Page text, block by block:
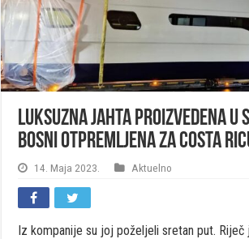
Luksuzna jahta proizvedena u
Bosni otpremljena za Costa
14. Maja 2023. Aktuelno
Iz kompanije su joj poželjeli sretan put. Riječ